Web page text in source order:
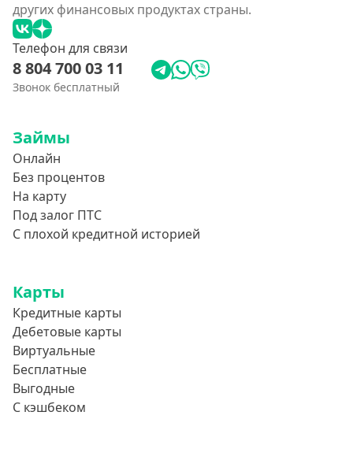
других финансовых продуктах страны.
Телефон для связи
8 804 700 03 11
Звонок бесплатный
Займы
Онлайн
Без процентов
На карту
Под залог ПТС
С плохой кредитной историей
Карты
Кредитные карты
Дебетовые карты
Виртуальные
Бесплатные
Выгодные
С кэшбеком